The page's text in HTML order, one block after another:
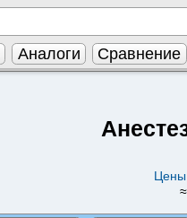
Аналоги Сравнение
Цены